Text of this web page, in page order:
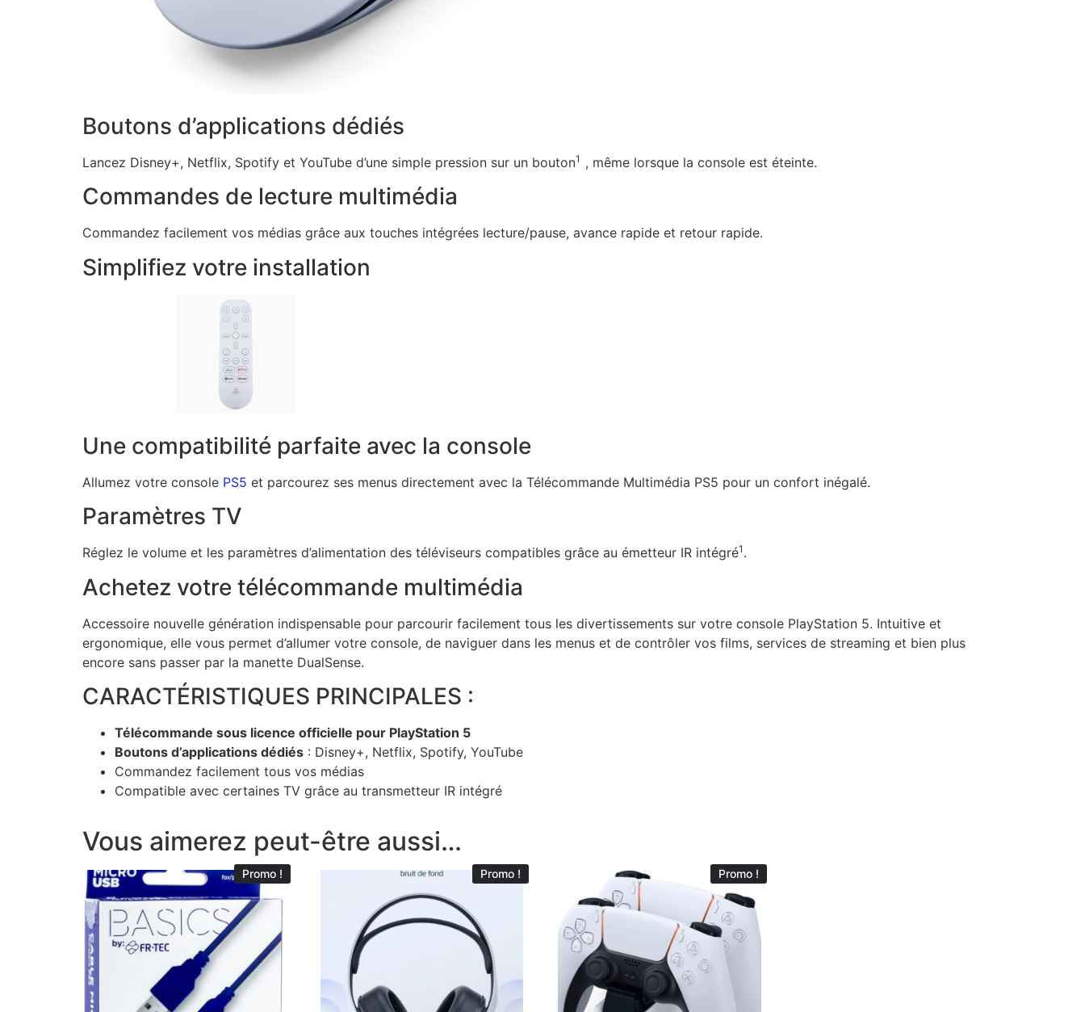
Boutons d’applications dédiés
Lancez Disney+, Netflix, Spotify et YouTube d’une simple pression sur un bouton1 , même lorsque la console est éteinte.
Commandes de lecture multimédia
Commandez facilement vos médias grâce aux touches intégrées lecture/pause, avance rapide et retour rapide.
Simplifiez votre installation
Une compatibilité parfaite avec la console
Allumez votre console PS5 et parcourez ses menus directement avec la Télécommande Multimédia PS5 pour un confort inégalé.
Paramètres TV
Réglez le volume et les paramètres d’alimentation des téléviseurs compatibles grâce au émetteur IR intégré1 .
Achetez votre télécommande multimédia
Accessoire nouvelle génération indispensable pour parcourir facilement tous les divertissements sur votre console PlayStation 5. Intuitive et
ergonomique, elle vous permet d’allumer votre console, de naviguer dans les menus et de contrôler vos films, services de streaming et bien plus
encore sans passer par la manette DualSense.
CARACTÉRISTIQUES PRINCIPALES :
Télécommande sous licence officielle pour PlayStation 5
Boutons d’applications dédiés : Disney+, Netflix, Spotify, YouTube
Commandez facilement tous vos médias
Compatible avec certaines TV grâce au transmetteur IR intégré
Vous aimerez peut-être aussi…
Promo ! Promo ! Promo !